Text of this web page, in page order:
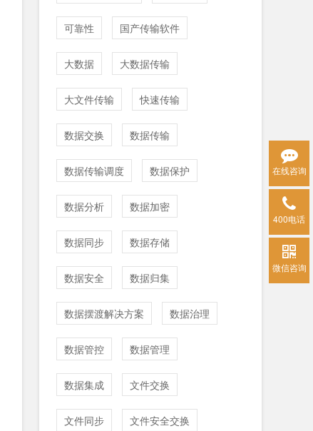
可靠性 国产传输软件
大数据 大数据传输
大文件传输 快速传输
数据交换 数据传输
数据传输调度 数据保护
数据分析 数据加密
数据同步 数据存储
数据安全 数据归集
数据摆渡解决方案 数据治理
数据管控 数据管理
数据集成 文件交换
文件同步 文件安全交换
在线咨询
400电话
微信咨询